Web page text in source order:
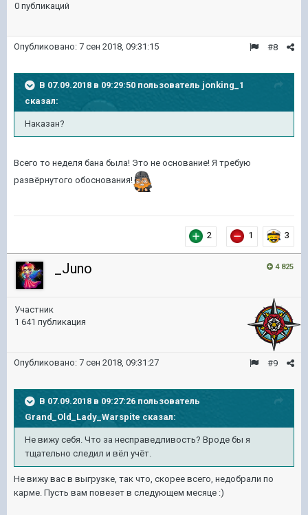
0 публикаций
#8
Опубликовано: 7 сен 2018, 09:31:15
В 07.09.2018 в 09:29:50 пользователь jonking_1
сказал:
Наказан?
Всего то неделя бана была! Это не основание! Я требую
развёрнутого обоснования!
2 1 3
4 825
_Juno
Участник
1 641 публикация
#9
Опубликовано: 7 сен 2018, 09:31:27
В 07.09.2018 в 09:27:26 пользователь
Grand_Old_Lady_Warspite сказал:
Не вижу себя. Что за несправедливость? Вроде бы я
тщательно следил и вёл учёт.
Не вижу вас в выгрузке, так что, скорее всего, недобрали по
карме. Пусть вам повезет в следующем месяце :)